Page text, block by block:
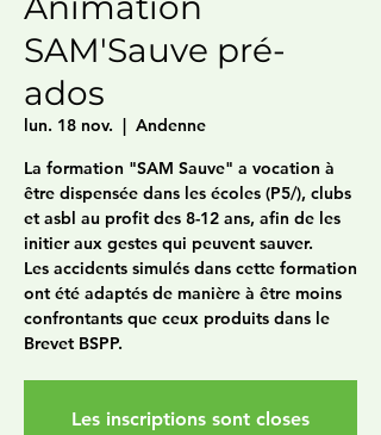
SAM'Sauve pré-
ados
lun. 18 nov.
  |
Andenne
La formation "SAM Sauve" a vocation à
être dispensée dans les écoles (P5/), clubs
et asbl au profit des 8-12 ans, afin de les
initier aux gestes qui peuvent sauver.
Les accidents simulés dans cette formation
ont été adaptés de manière à être moins
confrontants que ceux produits dans le
Brevet BSPP.
Les inscriptions sont closes